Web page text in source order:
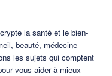
la santé et le bien-
beauté, médecine
les sujets qui comptent
vous aider à mieux